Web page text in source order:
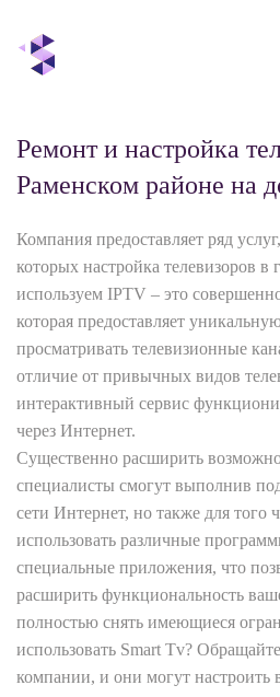
Skip to main content
Ремонт и настройка
Раменском районе на
Компания предоставляет ряд
которых настройка телевизоров
используем IPTV – это
которая предоставляет
просматривать телевизионные
отличие от привычных видов
интерактивный сервис
через Интернет.
Существенно расширить
специалисты смогут выполнив
сети Интернет, но также для того
использовать различные
специальные приложения, что
расширить функциональность
полностью снять имеющиеся
использовать Smart Tv?
компании, и они могут